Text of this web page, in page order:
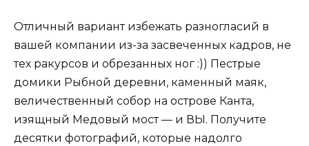
Отличный вариант избежать разногласий в
вашей компании из-за засвеченных кадров, не
тех ракурсов и обрезанных ног :)) Пестрые
домики Рыбной деревни, каменный маяк,
величественный собор на острове Канта,
изящный Медовый мост — и ВЫ. Получите
десятки фотографий, которые надолго